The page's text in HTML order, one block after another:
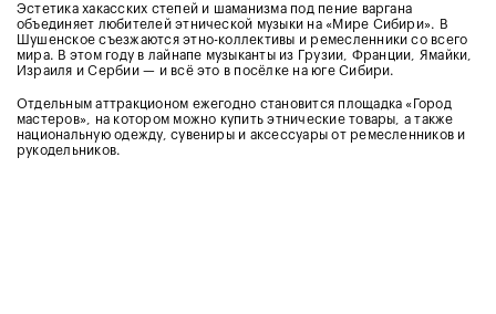
Эстетика хакасских степей и шаманизма под пение варгана
объединяет любителей этнической музыки на «Мире Сибири». В
Шушенское съезжаются этно-коллективы и ремесленники со всего
мира. В этом году в лайнапе музыканты из Грузии, Франции, Ямайки,
Израиля и Сербии — и всё это в посёлке на юге Сибири.
Отдельным аттракционом ежегодно становится площадка «Город
мастеров», на котором можно купить этнические товары, а также
национальную одежду, сувениры и аксессуары от ремесленников и
рукодельников.